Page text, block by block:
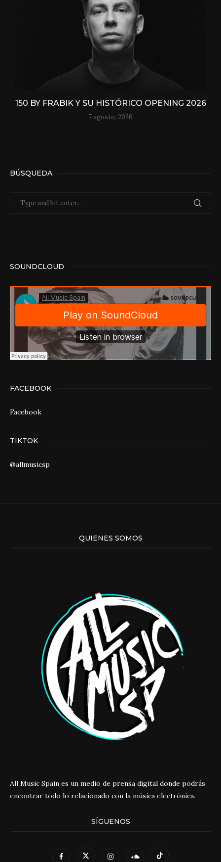
150 BY FRABIK Y SU HISTÓRICO OPENING 2026
7 agosto, 2026
BÚSQUEDA
SOUNDCLOUD
FACEBOOK
Facebook
TIKTOK
@allmusicsp
QUIENES SOMOS
All Music Spain es un medio de prensa digital donde podrás
encontrar todo lo relacionado con la música electrónica.
SÍGUENOS